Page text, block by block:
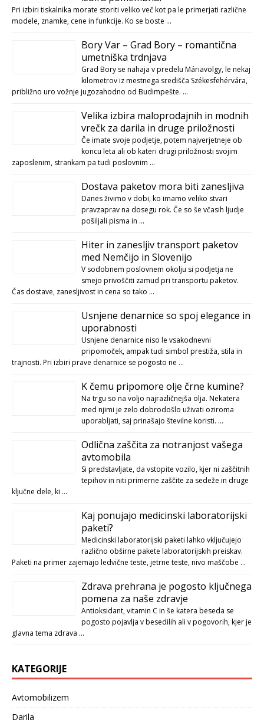
Pri izbiri tiskalnika morate storiti veliko več kot pa le primerjati različne
modele, znamke, cene in funkcije. Ko se boste …
Bory Var – Grad Bory – romantična
umetniška trdnjava
Grad Bory se nahaja v predelu Máriavölgy, le nekaj
kilometrov iz mestnega središča Székesfehérvára,
približno uro vožnje jugozahodno od Budimpešte. …
Velika izbira maloprodajnih in modnih
vrečk za darila in druge priložnosti
Če imate svoje podjetje, potem najverjetneje ob
koncu leta ali ob kateri drugi priložnosti svojim
zaposlenim, strankam pa tudi poslovnim …
Dostava paketov mora biti zanesljiva
Danes živimo v dobi, ko imamo veliko stvari
pravzaprav na dosegu rok. Če so še včasih ljudje
pošiljali pisma in …
Hiter in zanesljiv transport paketov
med Nemčijo in Slovenijo
V sodobnem poslovnem okolju si podjetja ne
smejo privoščiti zamud pri transportu paketov.
Čas dostave, zanesljivost in cena so tako …
Usnjene denarnice so spoj elegance in
uporabnosti
Usnjene denarnice niso le vsakodnevni
pripomoček, ampak tudi simbol prestiža, stila in
trajnosti. Pri izbiri prave denarnice se pogosto ne …
K čemu pripomore olje črne kumine?
Na trgu so na voljo najrazličnejša olja. Nekatera
med njimi je zelo dobrodošlo uživati oziroma
uporabljati, saj prinašajo številne koristi. …
Odlična zaščita za notranjost vašega
avtomobila
Si predstavljate, da vstopite vozilo, kjer ni zaščitnih
tepihov in niti primerne zaščite za sedeže in druge
ključne dele, ki …
Kaj ponujajo medicinski laboratorijski
paketi?
Medicinski laboratorijski paketi lahko vključujejo
različno obširne pakete laboratorijskih preiskav.
Paketi na primer zajemajo ledvične teste, jetrne teste, nivo maščobe …
Zdrava prehrana je pogosto ključnega
pomena za naše zdravje
Antioksidant, vitamin C in še katera beseda se
pogosto pojavlja v besedilih ali v pogovorih, kjer je
glavna tema zdrava …
KATEGORIJE
Avtomobilizem
Darila